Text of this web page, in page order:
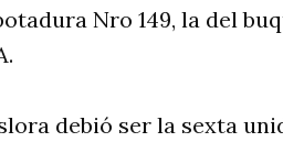
Nro 149, la del
debió ser la sexta